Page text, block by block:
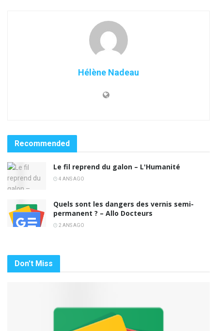
Hélène Nadeau
Recommended
Le fil reprend du galon – L'Humanité
4 ANS AGO
Quels sont les dangers des vernis semi-
permanent ? – Allo Docteurs
2 ANS AGO
Don't Miss